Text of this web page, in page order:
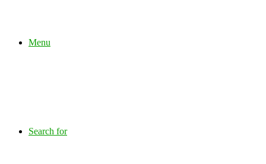
Menu
Search for